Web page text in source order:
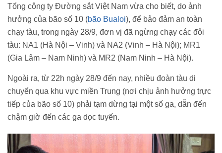
Tổng công ty Đường sắt Việt Nam vừa cho biết, do ảnh
hưởng của bão số 10 (bão Bualoi), để bảo đảm an toàn
chạy tàu, trong ngày 28/9, đơn vị đã ngừng chạy các đôi
tàu: NA1 (Hà Nội – Vinh) và NA2 (Vinh – Hà Nội); MR1
(Gia Lâm – Nam Ninh) và MR2 (Nam Ninh – Hà Nội).
Ngoài ra, từ 22h ngày 28/9 đến nay, nhiều đoàn tàu di
chuyển qua khu vực miền Trung (nơi chịu ảnh hưởng trực
tiếp của bão số 10) phải tạm dừng tại một số ga, dẫn đến
chậm giờ đến các ga dọc tuyến.